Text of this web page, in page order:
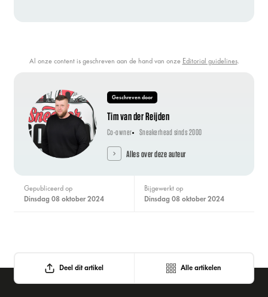
Al onze content is geschreven aan de hand van onze Editorial guidelines.
Geschreven door
Tim van der Reijden
Co-owner Sneakerhead sinds 2000
Alles over deze auteur
Gepubliceerd op
dinsdag 08 oktober 2024
Bijgewerkt op
dinsdag 08 oktober 2024
Deel dit artikel Alle artikelen